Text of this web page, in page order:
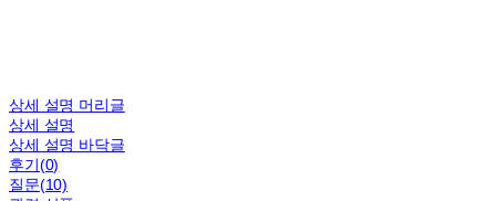
상세 설명 머리글
상세 설명
상세 설명 바닥글
후기(0)
질문(10)